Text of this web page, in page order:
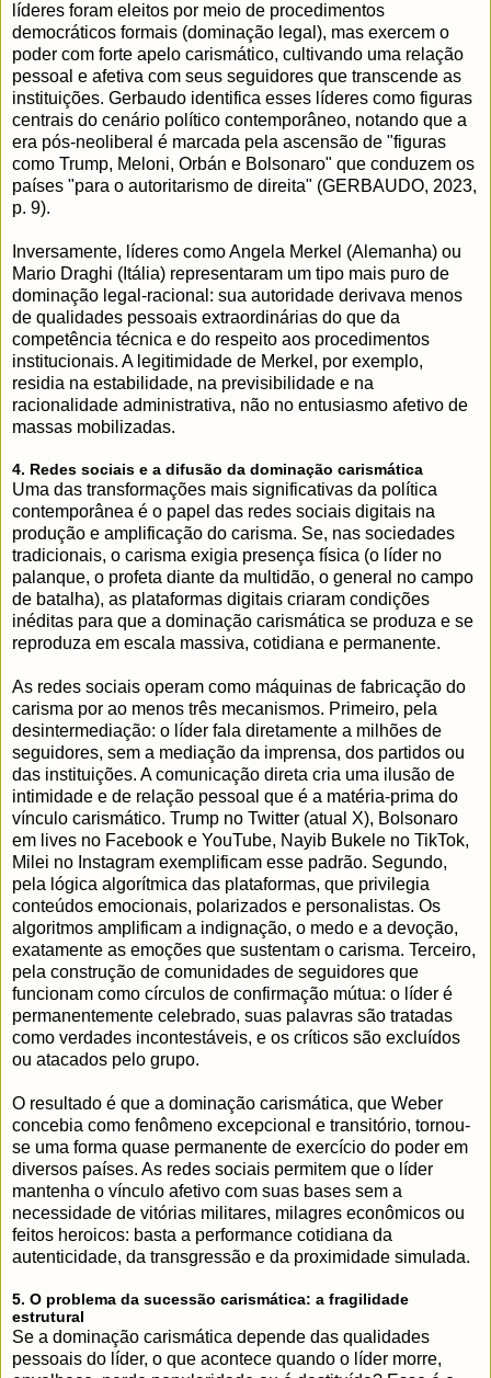
líderes foram eleitos por meio de procedimentos
democráticos formais (dominação legal), mas exercem o
poder com forte apelo carismático, cultivando uma relação
pessoal e afetiva com seus seguidores que transcende as
instituições. Gerbaudo identifica esses líderes como figuras
centrais do cenário político contemporâneo, notando que a
era pós-neoliberal é marcada pela ascensão de "figuras
como Trump, Meloni, Orbán e Bolsonaro" que conduzem os
países "para o autoritarismo de direita" (GERBAUDO, 2023,
p. 9).
Inversamente, líderes como Angela Merkel (Alemanha) ou
Mario Draghi (Itália) representaram um tipo mais puro de
dominação legal-racional: sua autoridade derivava menos
de qualidades pessoais extraordinárias do que da
competência técnica e do respeito aos procedimentos
institucionais. A legitimidade de Merkel, por exemplo,
residia na estabilidade, na previsibilidade e na
racionalidade administrativa, não no entusiasmo afetivo de
massas mobilizadas.
4. Redes sociais e a difusão da dominação carismática
Uma das transformações mais significativas da política
contemporânea é o papel das redes sociais digitais na
produção e amplificação do carisma. Se, nas sociedades
tradicionais, o carisma exigia presença física (o líder no
palanque, o profeta diante da multidão, o general no campo
de batalha), as plataformas digitais criaram condições
inéditas para que a dominação carismática se produza e se
reproduza em escala massiva, cotidiana e permanente.
As redes sociais operam como máquinas de fabricação do
carisma por ao menos três mecanismos. Primeiro, pela
desintermediação: o líder fala diretamente a milhões de
seguidores, sem a mediação da imprensa, dos partidos ou
das instituições. A comunicação direta cria uma ilusão de
intimidade e de relação pessoal que é a matéria-prima do
vínculo carismático. Trump no Twitter (atual X), Bolsonaro
em lives no Facebook e YouTube, Nayib Bukele no TikTok,
Milei no Instagram exemplificam esse padrão. Segundo,
pela lógica algorítmica das plataformas, que privilegia
conteúdos emocionais, polarizados e personalistas. Os
algoritmos amplificam a indignação, o medo e a devoção,
exatamente as emoções que sustentam o carisma. Terceiro,
pela construção de comunidades de seguidores que
funcionam como círculos de confirmação mútua: o líder é
permanentemente celebrado, suas palavras são tratadas
como verdades incontestáveis, e os críticos são excluídos
ou atacados pelo grupo.
O resultado é que a dominação carismática, que Weber
concebia como fenômeno excepcional e transitório, tornou-
se uma forma quase permanente de exercício do poder em
diversos países. As redes sociais permitem que o líder
mantenha o vínculo afetivo com suas bases sem a
necessidade de vitórias militares, milagres econômicos ou
feitos heroicos: basta a performance cotidiana da
autenticidade, da transgressão e da proximidade simulada.
5. O problema da sucessão carismática: a fragilidade
estrutural
Se a dominação carismática depende das qualidades
pessoais do líder, o que acontece quando o líder morre,